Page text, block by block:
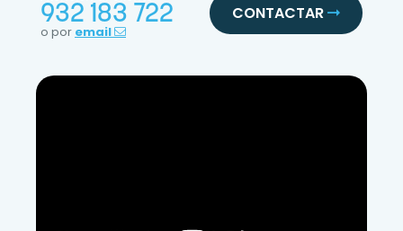
932 183 722
o por email
CONTACTAR